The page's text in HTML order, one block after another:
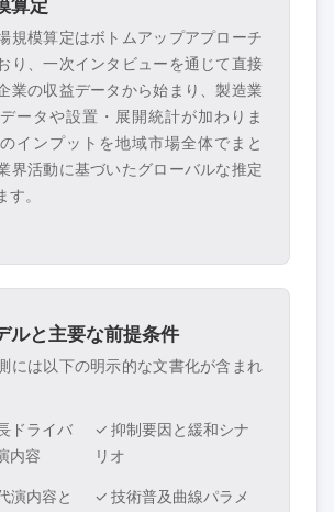
規模算定はボトムアップアプローチ
り、一次インタビューを通じて直接
業の収益データから始まり、製造業
ータや設置・展開統計が加わりま
インプットを地域市場全体でまと
界活動に基づいたグローバルな推定
。
ルと主要な前提条件
には以下の明示的な文書化が含まれ
ドライバ
内容
✓ 抑制要因と緩和シナ
リオ
演内容と
✓ 技術普及曲線パラメ